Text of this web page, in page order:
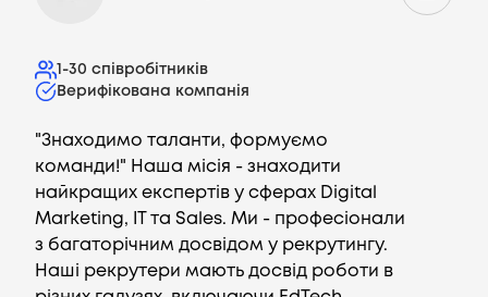
1-30 співробітників
Верифікована компанія
"Знаходимо таланти, формуємо
команди!" Наша місія - знаходити
найкращих експертів у сферах Digital
Marketing, IT та Sales. Ми - професіонали
з багаторічним досвідом у рекрутингу.
Наші рекрутери мають досвід роботи в